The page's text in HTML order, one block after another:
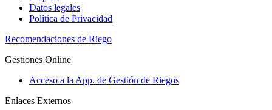
Datos legales
Política de Privacidad
Recomendaciones de Riego
Gestiones Online
Acceso a la App. de Gestión de Riegos
Enlaces Externos